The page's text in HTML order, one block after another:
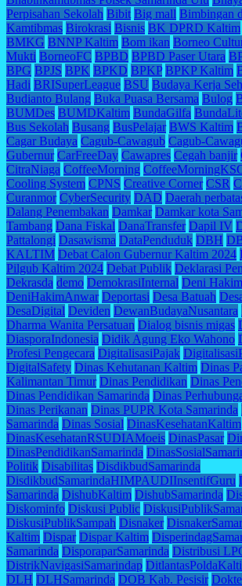
Perpisahan Sekolah Bibit Big mall Bimbingan
Kamtibmas Birokrasi Bisnis BK DPRD Kaltim
BMKG BNNP Kaltim Bom ikan Borneo
Mukti BorneoFC BPBD BPBD Paser Utara
BPG BPJS BPK BPKD BPKP BPKP Kaltim
Hadi BRISuperLeague BSU Budaya Kerja
Budianto Bulang Buka Puasa Bersama Bulog
BUMDes BUMDKaltim BundaGilfa
Bus Sekolah Busang BusPelajar BWS Kaltim
Cagar Budaya Cagub-Cawagub Cagub-
Gubernur CarFreeDay Cawapres Cegah banjir
CitraNiaga CoffeeMorning
Cooling System CPNS Creative Corner CSR
Curanmor CyberSecurity DAD Daerah
Dalang Penembakan Damkar Damkar kota
Tambang Dana Fiskal DanaTransfer Dapil IV
Pattalongi Dasawisma DataPenduduk DBH
KALTIM Debat Calon Gubernur Kaltim 2024
Pilgub Kaltim 2024 Debat Publik Deklarasi
Dekrasda demo DemokrasiInternal Deni Hakim
DeniHakimAnwar Deportasi Desa Batuah
DesaDigital Deviden DewanBudayaNusantara
Dharma Wanita Persatuan Dialog bisnis migas
DiasporaIndonesia Didik Agung Eko Wahono
Profesi Pengecara DigitalisasiPajak
DigitalSafety Dinas Kehutanan Kaltim Dinas
Kalimantan Timur Dinas Pendidikan Dinas
Dinas Pendidikan Samarinda Dinas
Dinas Perikanan Dinas PUPR Kota Samarinda
Samarinda Dinas Sosial DinasKesehatanKaltim
DinasKesehatanRSUDIAMoeis DinasPasar
DinasPendidikanSamarinda
Politik Disabilitas DisdikbudSamarinda
DisdikbudSamarindaHIMPAUDIInsentifGuru
Samarinda DishubKaltim DishubSamarinda
Diskominfo Diskusi Public
DiskusiPublikSampah Disnaker
Kaltim Dispar Dispar Kaltim
Samarinda DisporaparSamarinda Distribusi
DistrikNavigasiSamarindap
DLH DLHSamarinda DOB Kab. Pesisir